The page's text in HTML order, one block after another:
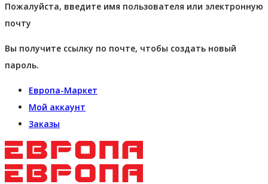
Пожалуйста, введите имя пользователя или электронную
почту
Вы получите ссылку по почте, чтобы создать новый
пароль.
Европа-Маркет
Мой аккаунт
Заказы